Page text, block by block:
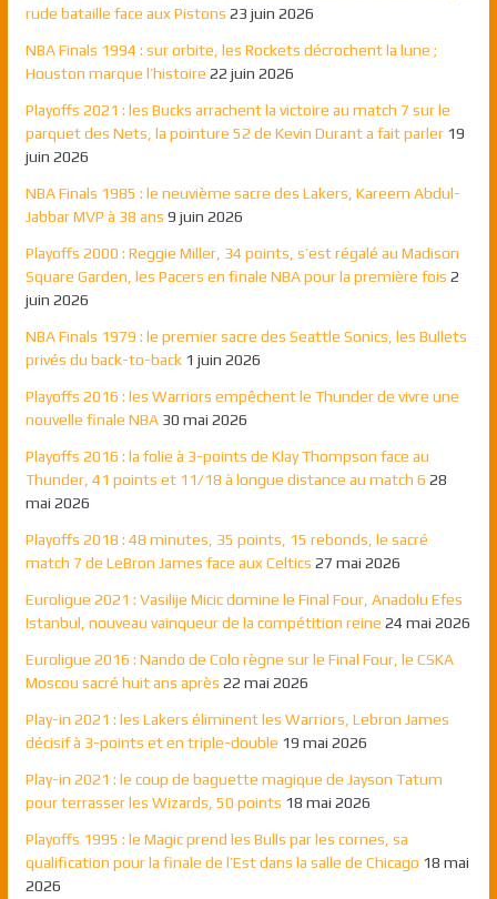
rude bataille face aux Pistons 23 juin 2026
NBA Finals 1994 : sur orbite, les Rockets décrochent la lune ;
Houston marque l’histoire 22 juin 2026
Playoffs 2021 : les Bucks arrachent la victoire au match 7 sur le
parquet des Nets, la pointure 52 de Kevin Durant a fait parler 19
juin 2026
NBA Finals 1985 : le neuvième sacre des Lakers, Kareem Abdul-
Jabbar MVP à 38 ans 9 juin 2026
Playoffs 2000 : Reggie Miller, 34 points, s’est régalé au Madison
Square Garden, les Pacers en finale NBA pour la première fois 2
juin 2026
NBA Finals 1979 : le premier sacre des Seattle Sonics, les Bullets
privés du back-to-back 1 juin 2026
Playoffs 2016 : les Warriors empêchent le Thunder de vivre une
nouvelle finale NBA 30 mai 2026
Playoffs 2016 : la folie à 3-points de Klay Thompson face au
Thunder, 41 points et 11/18 à longue distance au match 6 28
mai 2026
Playoffs 2018 : 48 minutes, 35 points, 15 rebonds, le sacré
match 7 de LeBron James face aux Celtics 27 mai 2026
Euroligue 2021 : Vasilije Micic domine le Final Four, Anadolu Efes
Istanbul, nouveau vainqueur de la compétition reine 24 mai 2026
Euroligue 2016 : Nando de Colo règne sur le Final Four, le CSKA
Moscou sacré huit ans après 22 mai 2026
Play-in 2021 : les Lakers éliminent les Warriors, Lebron James
décisif à 3-points et en triple-double 19 mai 2026
Play-in 2021 : le coup de baguette magique de Jayson Tatum
pour terrasser les Wizards, 50 points 18 mai 2026
Playoffs 1995 : le Magic prend les Bulls par les cornes, sa
qualification pour la finale de l’Est dans la salle de Chicago 18 mai
2026